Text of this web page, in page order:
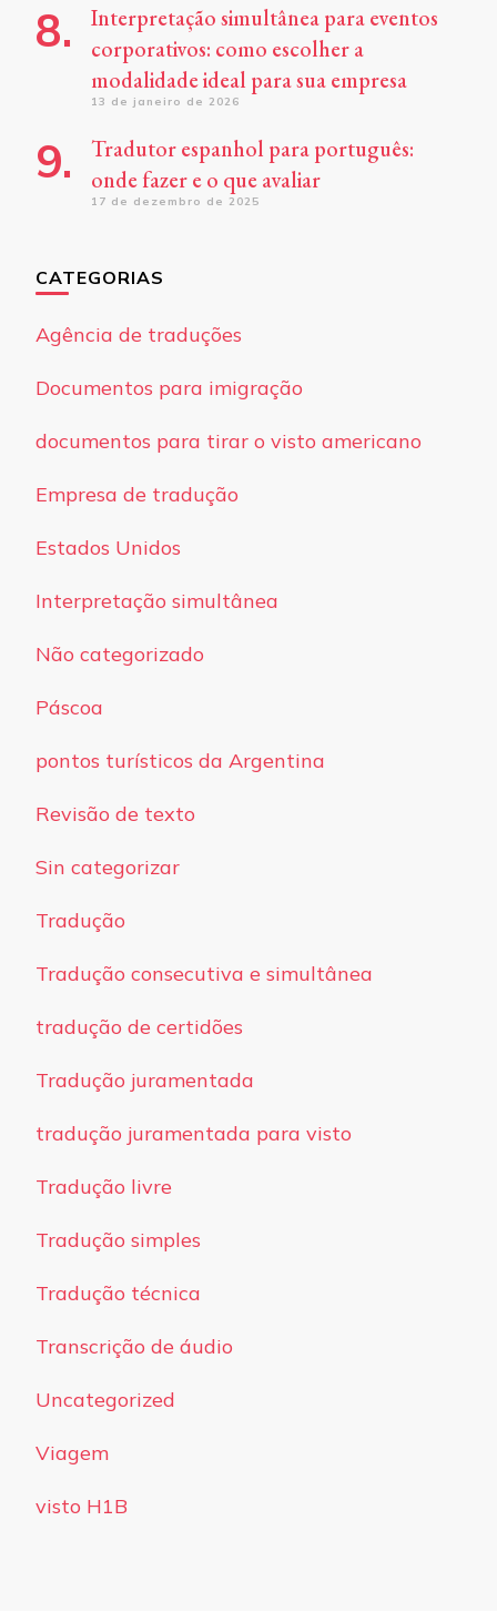
Interpretação simultânea para eventos
corporativos: como escolher a
modalidade ideal para sua empresa
13 de janeiro de 2026
Tradutor espanhol para português:
onde fazer e o que avaliar
17 de dezembro de 2025
CATEGORIAS
Agência de traduções
Documentos para imigração
documentos para tirar o visto americano
Empresa de tradução
Estados Unidos
Interpretação simultânea
Não categorizado
Páscoa
pontos turísticos da Argentina
Revisão de texto
Sin categorizar
Tradução
Tradução consecutiva e simultânea
tradução de certidões
Tradução juramentada
tradução juramentada para visto
Tradução livre
Tradução simples
Tradução técnica
Transcrição de áudio
Uncategorized
Viagem
visto H1B